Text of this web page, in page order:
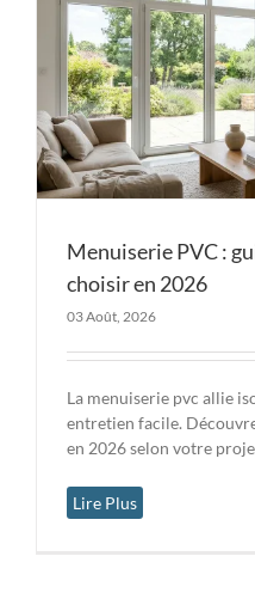
Menuiserie PVC :
choisir en 2026
03 Août, 2026
La menuiserie pvc allie
entretien facile.
en 2026 selon votre
Lire Plus